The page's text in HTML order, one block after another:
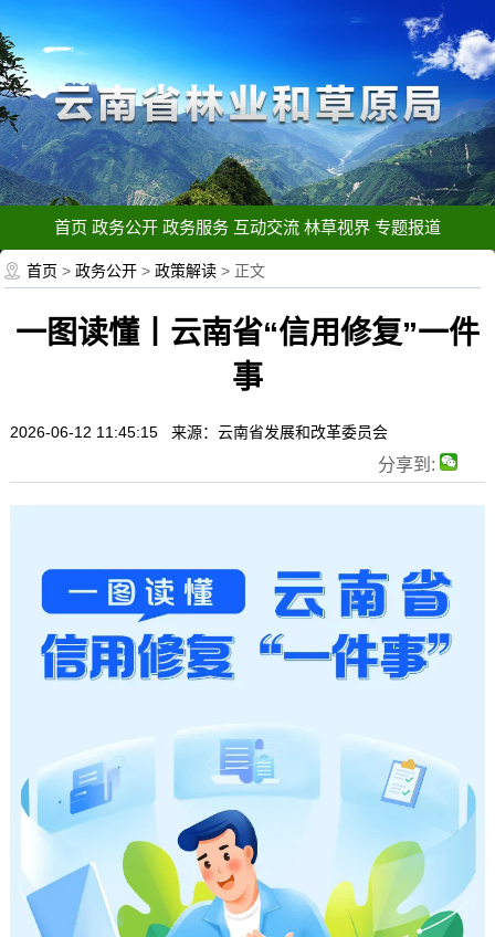
首页 政务公开 政务服务 互动交流 林草视界 专题报道
首页 >政务公开 >政策解读 > 正文
一图读懂丨云南省“信用修复”一件
事
2026-06-12 11:45:15 来源：云南省发展和改革委员会
分享到: